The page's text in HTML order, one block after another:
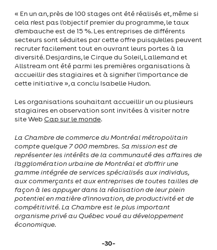
« En un an, près de 100 stages ont été réalisés et, même si
cela n'est pas l'objectif premier du programme, le taux
d'embauche est de 15 %. Les entreprises de différents
secteurs sont séduites par cette offre puisqu'elles peuvent
recruter facilement tout en ouvrant leurs portes à la
diversité. Desjardins, le Cirque du Soleil, Lallemand et
Allstream ont été parmi les premières organisations à
accueillir des stagiaires et à signifier l'importance de
cette initiative », a conclu Isabelle Hudon.
Les organisations souhaitant accueillir un ou plusieurs
stagiaires en observation sont invitées à visiter notre
site Web Cap sur le monde.
La Chambre de commerce du Montréal métropolitain
compte quelque 7 000 membres. Sa mission est de
représenter les intérêts de la communauté des affaires de
l'agglomération urbaine de Montréal et d'offrir une
gamme intégrée de services spécialisés aux individus,
aux commerçants et aux entreprises de toutes tailles de
façon à les appuyer dans la réalisation de leur plein
potentiel en matière d'innovation, de productivité et de
compétitivité. La Chambre est le plus important
organisme privé au Québec voué au développement
économique.
-30-